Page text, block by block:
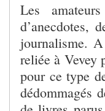
Les
d’anecdotes,
journalisme.
reliée à Vevey
pour ce type
dédommagés